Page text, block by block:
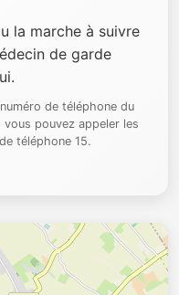
la marche à suivre
de garde
de téléphone du
pouvez appeler les
téléphone 15.